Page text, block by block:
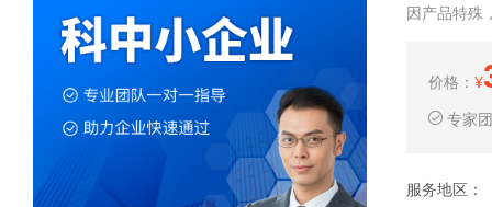
因产品特殊
价格： ¥
专家
服务地区：